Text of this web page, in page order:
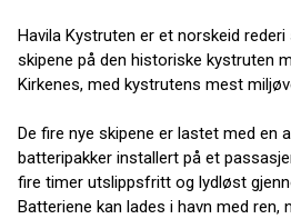
Havila Kystruten er et norskeid
skipene på den historiske kystruten
Kirkenes, med kystrutens mest
De fire nye skipene er lastet med en
batteripakker installert på et
fire timer utslippsfritt og lydløst
Batteriene kan lades i havn med ren,